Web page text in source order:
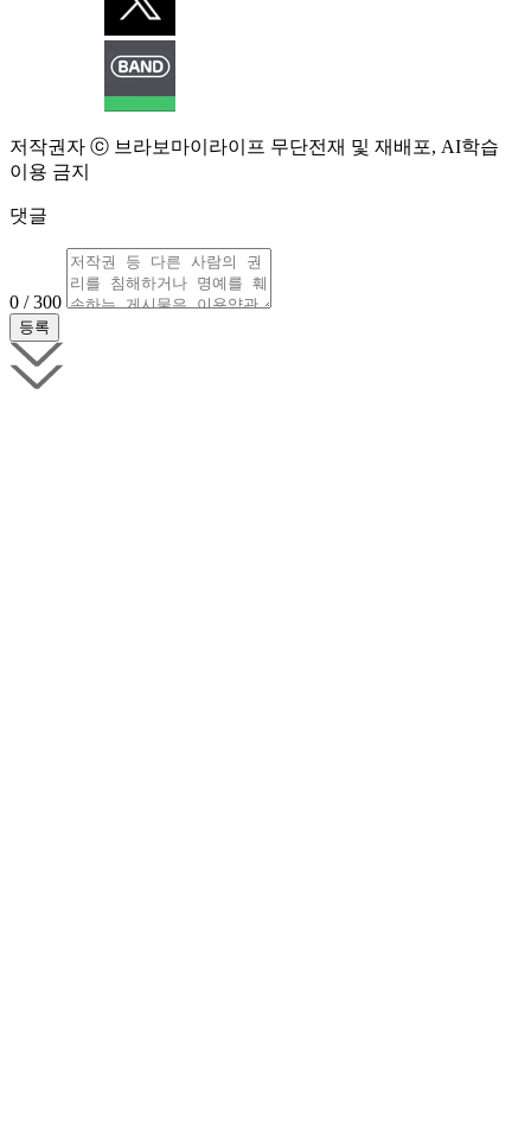
저작권자 ⓒ 브라보마이라이프 무단전재 및 재배포, AI학습
이용 금지
댓글
0 / 300